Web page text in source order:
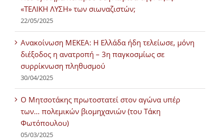
«ΤΕΛΙΚΗ ΛΥΣΗ» των σιωναζιστών;
22/05/2025
Ανακοίνωση ΜΕΚΕΑ: Η Ελλάδα ήδη τελείωσε, μόνη
διέξοδος η ανατροπή – 3η παγκοσμίως σε
συρρίκνωση πληθυσμού
30/04/2025
Ο Μητσοτάκης πρωτοστατεί στον αγώνα υπέρ
των… πολεμικών βιομηχανιών (του Τάκη
Φωτόπουλου)
05/03/2025